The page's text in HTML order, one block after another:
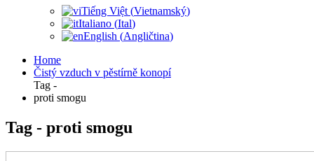
Tiếng Việt (Vietnamský)
Italiano (Ital)
English (Angličtina)
Home
Čistý vzduch v pěstírně konopí
Tag -
proti smogu
Tag - proti smogu